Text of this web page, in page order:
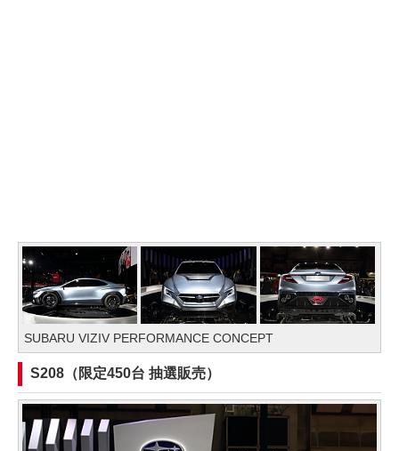
SUBARU VIZIV PERFORMANCE CONCEPT
S208（限定450台 抽選販売）